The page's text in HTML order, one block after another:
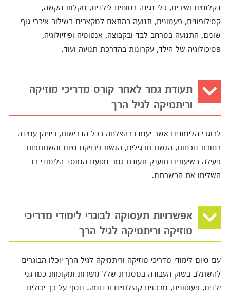
דקלומים ושירים, כלי נגינה בטוחים לילדים, מקלות הקשה,
קסילופונים, פעמונים, תנועה בהתאם למקצבים בשילוב איברי גוף
שונים, התנועה במרחב לבד ובקבוצה, אנטומיה ופיזיולוגיה,
פסיכולוגיה של הילד, עקרונות בהדרכת תנועה ועוד.
תעודת גמר לאחר קורס מדריכי מוזיקה
וריתמיקה לגיל הרך
לבוגרי הלימודים אשר יעמדו בהצלחה בכל הדרישות, ביניהן עמידה
בחובת נוכחות, הגשת תרגילים, הגשת פרויקט סיום והשתתפות
פעילה בשיעורים תוענק תעודת גמר מטעם המוסד הלימודי בו
השלימו את הכשרתם.
אפשרויות תעסוקה לבוגרי לימודי מדריכי
מוזיקה וריתמיקה לגיל הרך
עם סיום לימודי מדריכי מוזיקה וריתמיקה לגיל הרך יוכלו הבוגרים
להשתלב בשוק העבודה במסגרת שלל משרות ומקומות כמו גני
ילדים, פעוטונים, מרכזים קהילתיים וכדומה. נוסף על כך יכולים